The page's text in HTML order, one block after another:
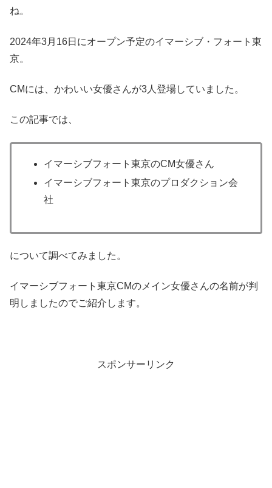
ね。
2024年3月16日にオープン予定のイマーシブ・フォート東
京。
CMには、かわいい女優さんが3人登場していました。
この記事では、
イマーシブフォート東京のCM女優さん
イマーシブフォート東京のプロダクション会
社
について調べてみました。
イマーシブフォート東京CMのメイン女優さんの名前が判
明しましたのでご紹介します。
スポンサーリンク